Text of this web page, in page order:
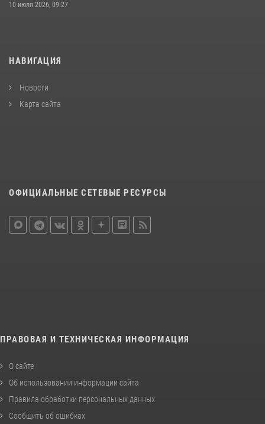
10 июля 2026, 09:27
НАВИГАЦИЯ
Новости
Карта сайта
ОФИЦИАЛЬНЫЕ СЕТЕВЫЕ РЕСУРСЫ
ПРАВОВАЯ И ТЕХНИЧЕСКАЯ ИНФОРМАЦИЯ
О сайте
Об использовании информации сайта
Правила обработки персональных данных
Сообщить об ошибках